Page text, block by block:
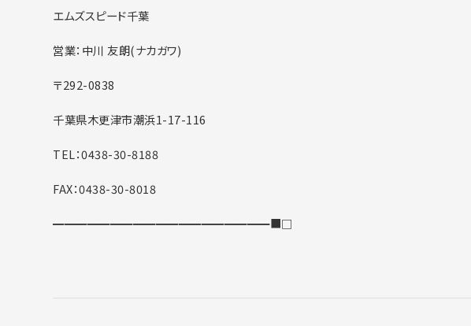
エムズスピード千葉
営業：中川 友朗(ナカガワ)
〒292-0838
千葉県木更津市潮浜1-17-116
TEL：0438-30-8188
FAX：0438-30-8018
━━━━━━━━━━━━━━━━━━━■□